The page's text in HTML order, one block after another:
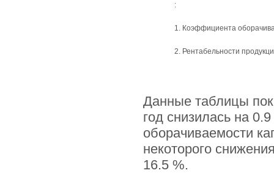
:
1. Коэффициента
2. Рентабельности
Данные таблицы
год снизилась на
оборачиваемости
некоторого
16.5 %.